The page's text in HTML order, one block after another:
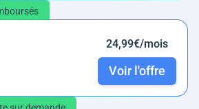
24,99€/mois
Voir l'offre